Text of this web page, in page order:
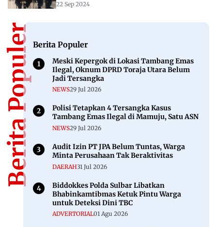
22 Sep 2024
Berita PopulerBerita Populer
Meski Kepergok di Lokasi Tambang Emas
Ilegal, Oknum DPRD Toraja Utara Belum
Jadi Tersangka
NEWS29 Jul 2026
Polisi Tetapkan 4 Tersangka Kasus
Tambang Emas Ilegal di Mamuju, Satu ASN
NEWS29 Jul 2026
Audit Izin PT JPA Belum Tuntas, Warga
Minta Perusahaan Tak Beraktivitas
DAERAH31 Jul 2026
Biddokkes Polda Sulbar Libatkan
Bhabinkamtibmas Ketuk Pintu Warga
untuk Deteksi Dini TBC
ADVERTORIAL01 Agu 2026